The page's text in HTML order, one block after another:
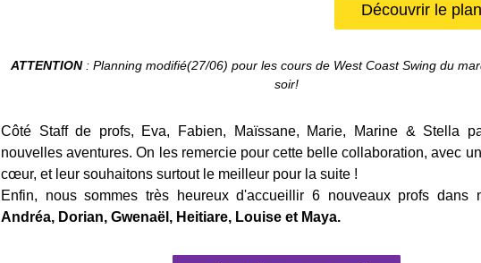
Découvrir le
ATTENTION : Planning modifié(27/06) pour les cours de West Coast Swing du
soir!
Côté Staff de profs, Eva, Fabien, Maïssane, Marie, Marine & Stella
nouvelles aventures. On les remercie pour cette belle collaboration, avec
cœur, et leur souhaitons surtout le meilleur pour la suite !
Andréa, Dorian, Gwenaël, Heitiare, Louise et Maya.